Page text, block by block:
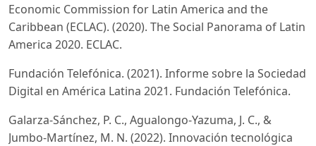
Economic Commission for Latin America and the
Caribbean (ECLAC). (2020). The Social Panorama of Latin
America 2020. ECLAC.
Fundación Telefónica. (2021). Informe sobre la Sociedad
Digital en América Latina 2021. Fundación Telefónica.
Galarza-Sánchez, P. C., Agualongo-Yazuma, J. C., &
Jumbo-Martínez, M. N. (2022). Innovación tecnológica